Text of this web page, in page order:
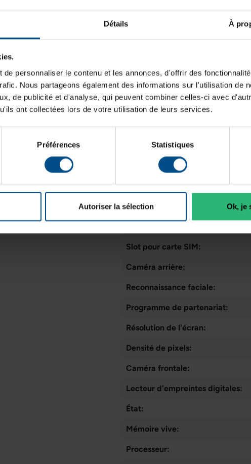
Détails À
de personnaliser le contenu et les annonces, d'offrir des
Nous partageons également des informations sur l'utilisation de
de publicité et d'analyse, qui peuvent combiner celles-ci avec
ont collectées lors de votre utilisation de leurs services.
Préférences Statistiques
Autoriser la sélection Ok, je
photographiques
photo, permettent de
au site du constructeur.
Indice DAS Tête:
Communication:
Lancement sur le marché:
Système d'exploitation:
Cœurs de processeur:
Type de dalle:
Connectique:
Taille de l'écran:
Slot pour carte SIM:
Caméra arrière:
Reconnaissance faciale:
Programme de partenariat:
Résolution de l'écran:
Densité de pixels:
Caméra frontale:
Lecteur d'empreintes digitales:
État:
Mémoire vive:
Processeur: